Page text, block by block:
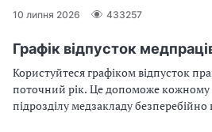
10 липня 2026 433257
Графік відпусток
Користуйтеся графіком відпусток
поточний рік. Це допоможе кожному
підрозділу медзакладу